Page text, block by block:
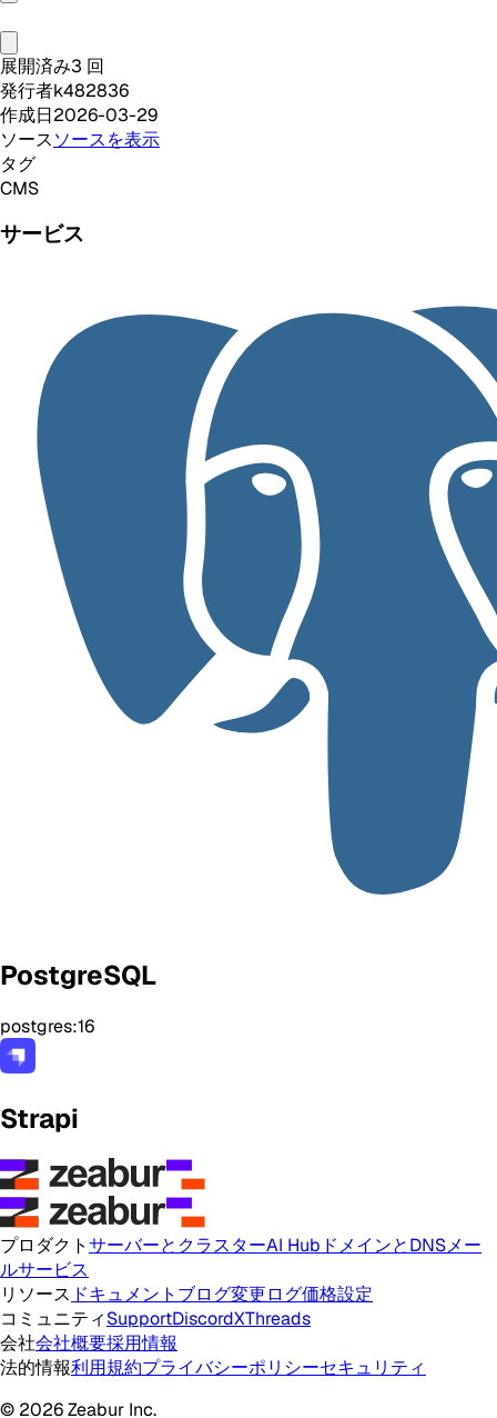
展開済み3 回
発行者k482836
作成日2026-03-29
ソースソースを表示
タグ
CMS
サービス
PostgreSQL
postgres:16
Strapi
プロダクトサーバーとクラスターAI Hub ドメインとDNSメー
ルサービス
リソース ドキュメント ブログ変更ログ価格設定
コミュニティSupportDiscordXThreads
会社会社概要採用情報
法的情報利用規約プライバシーポリシーセキュリティ
© 2026 Zeabur Inc.